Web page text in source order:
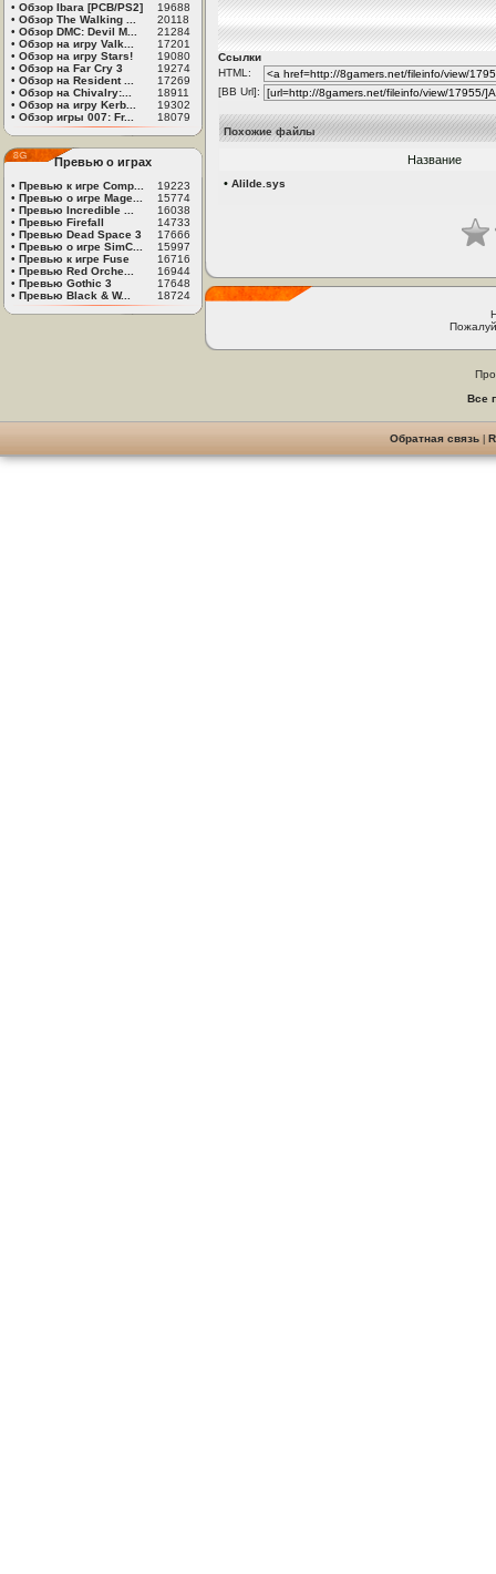
• Обзор Ibara [PCB/PS2]
19688
• Обзор The Walking ...
20118
• Обзор DMC: Devil M...
21284
• Обзор на игру Valk...
17201
• Обзор на игру Stars!
19080
• Обзор на Far Cry 3
19274
• Обзор на Resident ...
17269
• Обзор на Chivalry:...
18911
• Обзор на игру Kerb...
19302
• Обзор игры 007: Fr... 18079
Превью о играх
• Превью к игре Comp...
19223
• Превью о игре Mage...
15774
• Превью Incredible ...
16038
• Превью Firefall
14733
• Превью Dead Space 3
17666
• Превью о игре SimC...
15997
• Превью к игре Fuse
16716
• Превью Red Orche...
16944
• Превью Gothic 3
17648
• Превью Black & W... 18724
Ссылки
HTML:
[BB Url]:
Похожие файлы
Название
• AliIde.sys
Все
Обратная связь